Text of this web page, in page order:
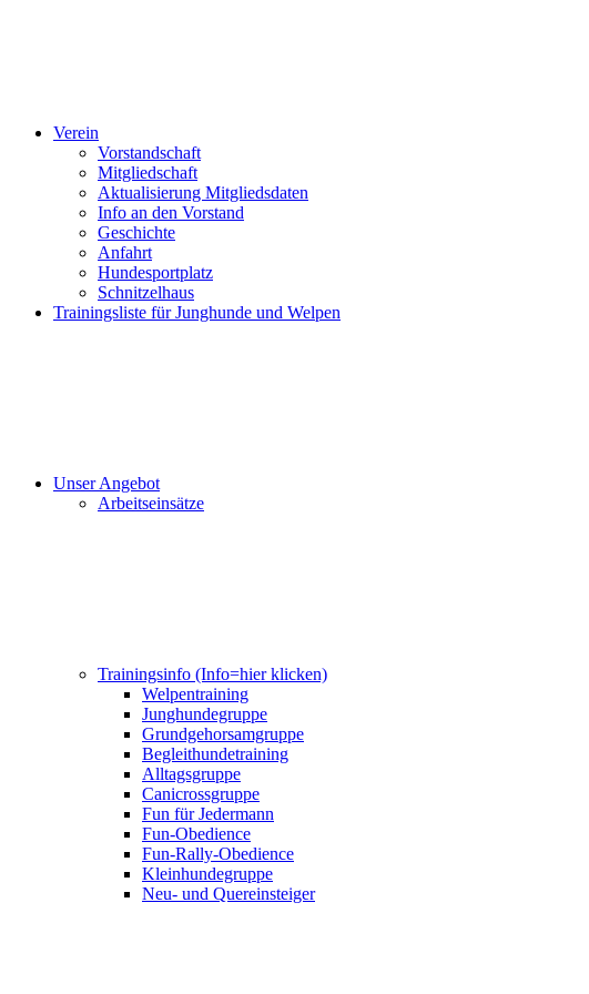
Verein
Vorstandschaft
Mitgliedschaft
Aktualisierung Mitgliedsdaten
Info an den Vorstand
Geschichte
Anfahrt
Hundesportplatz
Schnitzelhaus
Trainingsliste für Junghunde und Welpen
Unser Angebot
Arbeitseinsätze
Trainingsinfo (Info=hier klicken)
Welpentraining
Junghundegruppe
Grundgehorsamgruppe
Begleithundetraining
Alltagsgruppe
Canicrossgruppe
Fun für Jedermann
Fun-Obedience
Fun-Rally-Obedience
Kleinhundegruppe
Neu- und Quereinsteiger